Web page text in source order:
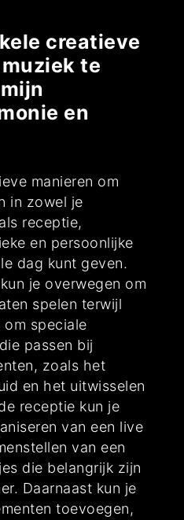
creatieve
te
en
manieren om
in zowel je
receptie,
en persoonlijke
dag kunt geven.
je overwegen om
spelen terwijl
speciale
passen bij
zoals het
en het uitwisselen
receptie kun je
van een live
van een
die belangrijk zijn
Daarnaast kun je
toevoegen,